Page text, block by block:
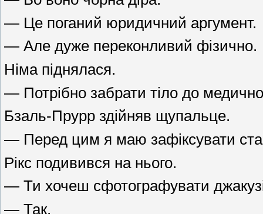
— Це поганий юридичний аргумент.
— Але дуже переконливий фізично.
Німа піднялася.
— Потрібно забрати тіло до
Бзаль-Прурр здійняв щупальце.
— Перед цим я маю зафіксувати
Рікс подивився на нього.
— Ти хочеш сфотографувати
— Так.